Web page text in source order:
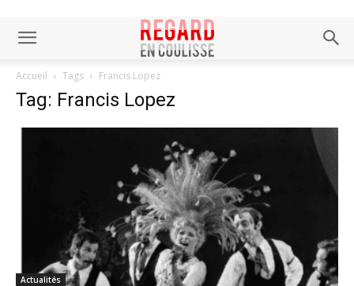
Accueil Tags Francis Lopez
Tag: Francis Lopez
Actualités